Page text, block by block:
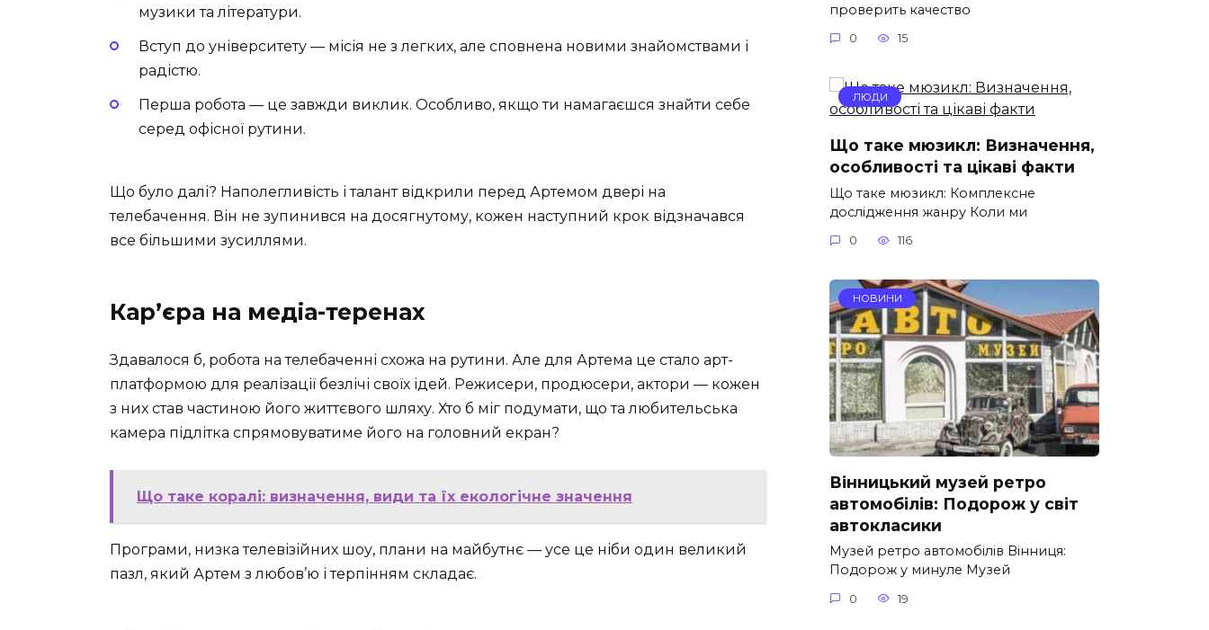
музики та літератури.
Вступ до університету — місія не з легких, але сповнена новими знайомствами і
радістю.
Перша робота — це завжди виклик. Особливо, якщо ти намагаєшся знайти себе
серед офісної рутини.
Що було далі? Наполегливість і талант відкрили перед Артемом двері на
телебачення. Він не зупинився на досягнутому, кожен наступний крок відзначався
все більшими зусиллями.
Кар’єра на медіа-теренах
Здавалося б, робота на телебаченні схожа на рутини. Але для Артема це стало арт-
платформою для реалізації безлічі своїх ідей. Режисери, продюсери, актори — кожен
з них став частиною його життєвого шляху. Хто б міг подумати, що та любительська
камера підлітка спрямовуватиме його на головний екран?
Що таке коралі: визначення, види та їх екологічне значення
Програми, низка телевізійних шоу, плани на майбутнє — усе це ніби один великий
пазл, який Артем з любов’ю і терпінням складає.
проверить качество
0 15
ЛЮДИ
Що таке мюзикл: Визначення,
особливості та цікаві факти
Що таке мюзикл: Комплексне
дослідження жанру Коли ми
0 116
НОВИНИ
Вінницький музей ретро
автомобілів: Подорож у світ
автокласики
Музей ретро автомобілів Вінниця:
Подорож у минуле Музей
0 19